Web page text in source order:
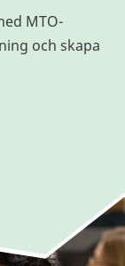
MTO-
och skapa